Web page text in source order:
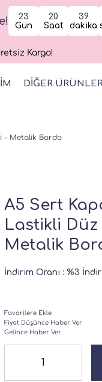
23
Gün
20
Saat
39
dakika
Kargo!
DİĞER
- Metalik Bordo
A5 Sert
Lastikli
Metalik
İndirim Oranı : %3
Favorilere Ekle
Fiyat Düşünce Haber Ver
Gelince Haber Ver